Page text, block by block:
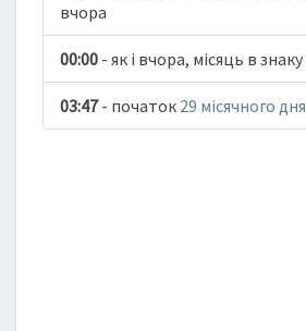
вчора
00:00 - як і вчора, місяць в знаку
03:47- початок 29 місячного дня